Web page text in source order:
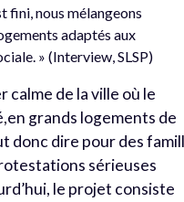
fini, nous mélangeons
adaptés aux
» (Interview, SLSP)
calme de la ville où le
grands logements de
donc dire pour des
sérieuses
le projet consiste